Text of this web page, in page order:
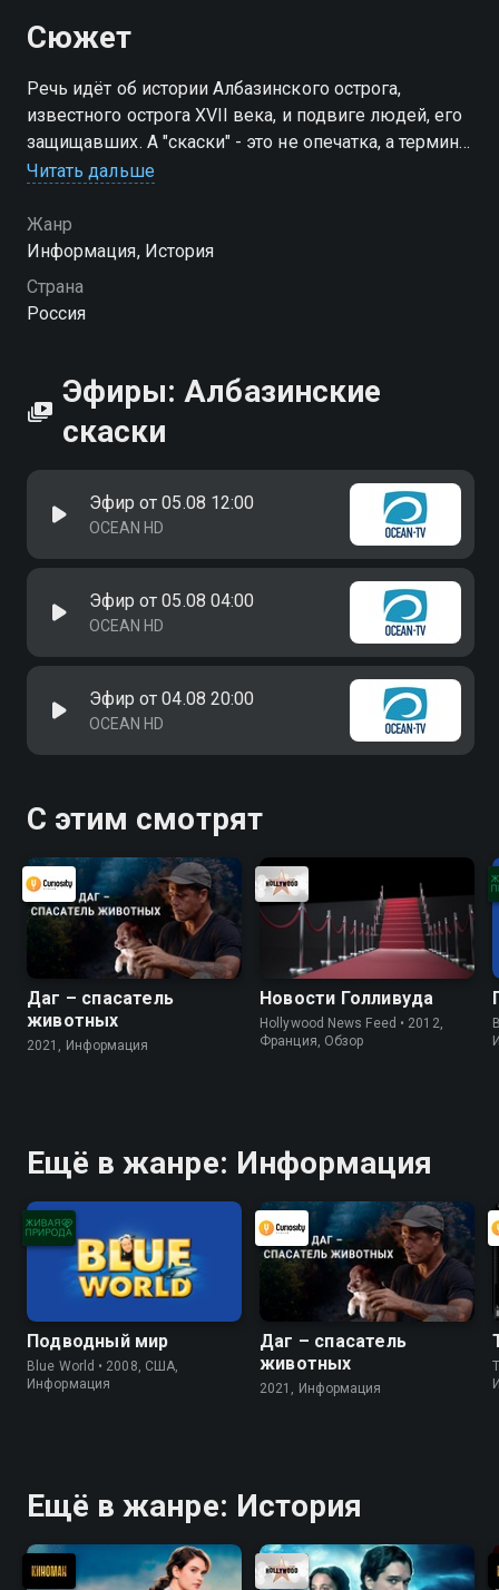
Сюжет
Речь идёт об истории Албазинского острога,
известного острога XVII века, и подвиге людей, его
защищавших. А "скаски" - это не опечатка, а термин
из документооборота XVII века, что означает некое
Читать дальше
Жанр
Информация, История
Страна
Россия
Эфиры: Албазинские
скаски
Эфир от 05.08 12:00
OCEAN HD
Эфир от 05.08 04:00
OCEAN HD
Эфир от 04.08 20:00
OCEAN HD
С этим смотрят
Даг – спасатель
животных
2021, Информация
Новости Голливуда
Hollywood News Feed • 2012,
Франция, Обзор
Ещё в жанре: Информация
Подводный мир
Blue World • 2008, США,
Информация
Даг – спасатель
животных
2021, Информация
Ещё в жанре: История